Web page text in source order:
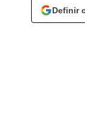
Definir